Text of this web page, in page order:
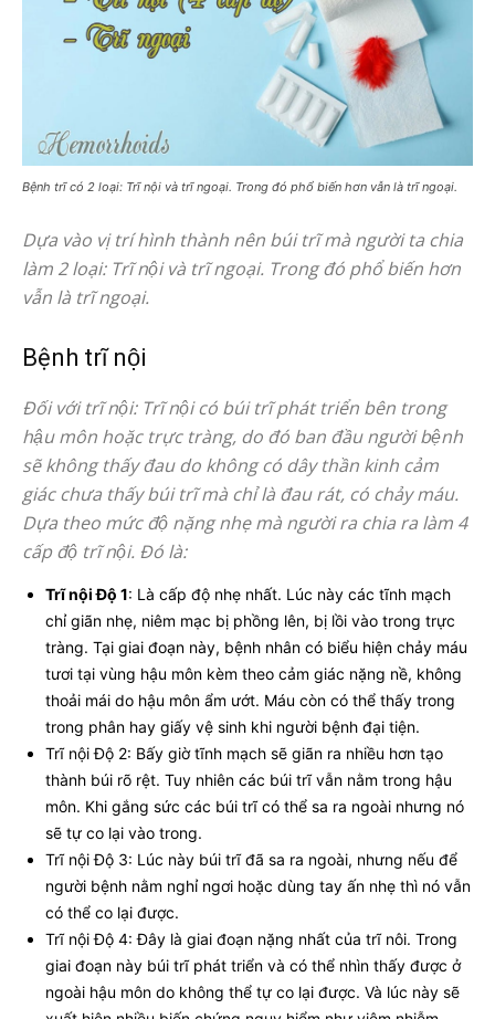
Bệnh trĩ có 2 loại: Trĩ nội và trĩ ngoại. Trong đó phổ biến hơn vẫn là trĩ ngoại.
Dựa vào vị trí hình thành nên búi trĩ mà người ta chia
làm 2 loại: Trĩ nội và trĩ ngoại. Trong đó phổ biến hơn
vẫn là trĩ ngoại.
Bệnh trĩ nội
Đối với trĩ nội: Trĩ nội có búi trĩ phát triển bên trong
hậu môn hoặc trực tràng, do đó ban đầu người bệnh
sẽ không thấy đau do không có dây thần kinh cảm
giác chưa thấy búi trĩ mà chỉ là đau rát, có chảy máu.
Dựa theo mức độ nặng nhẹ mà người ra chia ra làm 4
cấp độ trĩ nội. Đó là:
Trĩ nội Độ 1: Là cấp độ nhẹ nhất. Lúc này các tĩnh mạch
chỉ giãn nhẹ, niêm mạc bị phồng lên, bị lồi vào trong trực
tràng. Tại giai đoạn này, bệnh nhân có biểu hiện chảy máu
tươi tại vùng hậu môn kèm theo cảm giác nặng nề, không
thoải mái do hậu môn ẩm ướt. Máu còn có thể thấy trong
trong phân hay giấy vệ sinh khi người bệnh đại tiện.
Trĩ nội Độ 2: Bấy giờ tĩnh mạch sẽ giãn ra nhiều hơn tạo
thành búi rõ rệt. Tuy nhiên các búi trĩ vẫn nằm trong hậu
môn. Khi gắng sức các búi trĩ có thể sa ra ngoài nhưng nó
sẽ tự co lại vào trong.
Trĩ nội Độ 3: Lúc này búi trĩ đã sa ra ngoài, nhưng nếu để
người bệnh nằm nghỉ ngơi hoặc dùng tay ấn nhẹ thì nó vẫn
có thể co lại được.
Trĩ nội Độ 4: Đây là giai đoạn nặng nhất của trĩ nôi. Trong
giai đoạn này búi trĩ phát triển và có thể nhìn thấy được ở
ngoài hậu môn do không thể tự co lại được. Và lúc này sẽ